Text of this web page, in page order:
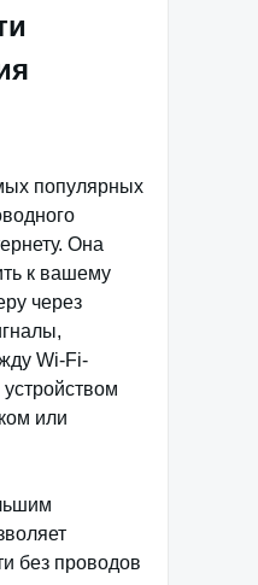
популярных
Она
к вашему
через
Wi-Fi-
или
без проводов